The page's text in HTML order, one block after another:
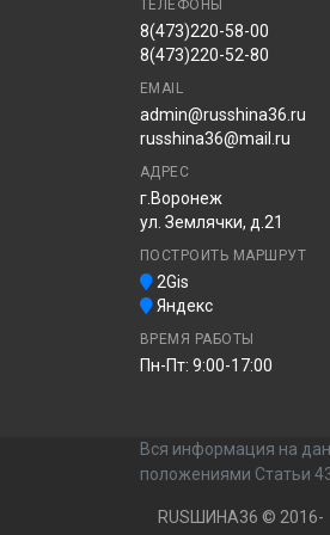
ТЕЛЕФОНЫ
8(473)220-58-00
8(473)220-52-80
EMAIL
admin@russhina36.ru
russhina36@mail.ru
АДРЕС
г.Воронеж
ул. Землячки, д.21
ПОСТРОИТЬ МАРШРУТ
2Gis
Яндекс
ВРЕМЯ РАБОТЫ
Пн-Пт: 9:00-17:00
Вся информация на
положениями Статьи
RUSШИНА36 © 2016-